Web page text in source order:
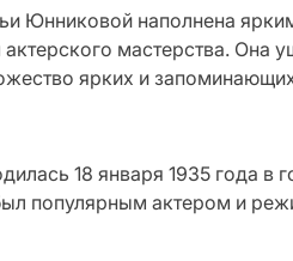
Юнниковой наполнена
мастерства. Она
ярких и
18 января 1935 года в
популярным актером и